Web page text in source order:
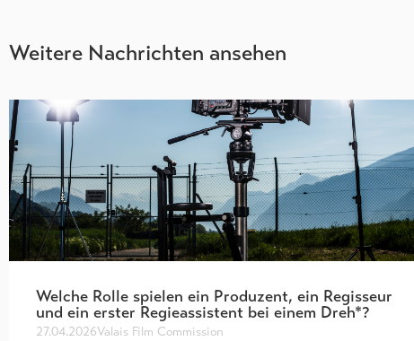
Weitere Nachrichten ansehen
Welche Rolle spielen ein Produzent, ein Regisseur
und ein erster Regieassistent bei einem Dreh*?
27.04.2026Valais Film Commission